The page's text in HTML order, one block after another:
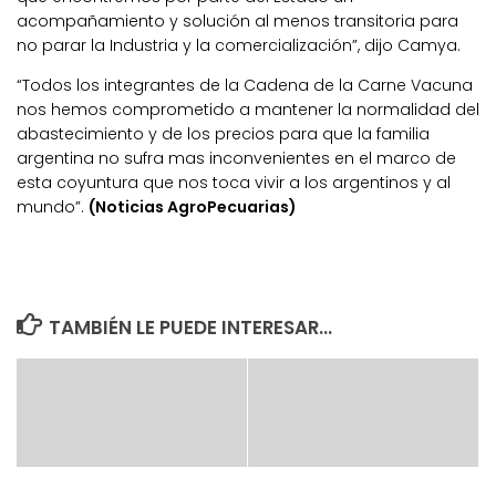
acompañamiento y solución al menos transitoria para
no parar la Industria y la comercialización”, dijo Camya.
“Todos los integrantes de la Cadena de la Carne Vacuna
nos hemos comprometido a mantener la normalidad del
abastecimiento y de los precios para que la familia
argentina no sufra mas inconvenientes en el marco de
esta coyuntura que nos toca vivir a los argentinos y al
mundo”. (Noticias AgroPecuarias)
TAMBIÉN LE PUEDE INTERESAR...